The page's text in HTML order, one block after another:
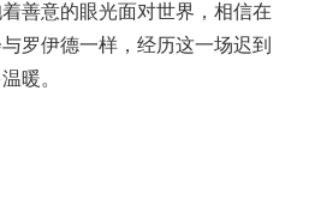
善意的眼光面对世界，相信在
罗伊德一样，经历这一场迟到
暖。